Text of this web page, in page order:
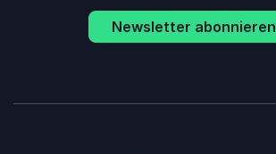
Newsletter abonnieren